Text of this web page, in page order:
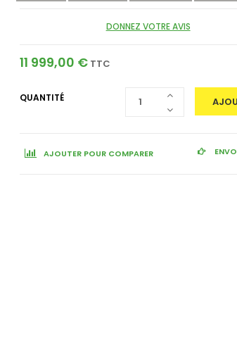
DONNEZ VOTRE AVIS
11 999,00 € TTC
QUANTITÉ
AJOUTER POUR COMPARER